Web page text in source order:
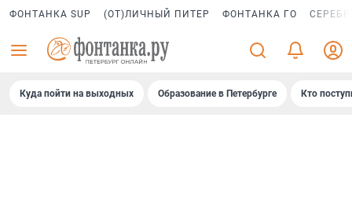
ФОНТАНКА SUP (ОТ)ЛИЧНЫЙ ПИТЕР ФОНТАНКА ГО
Куда пойти на выходных Образование в Петербурге Кто